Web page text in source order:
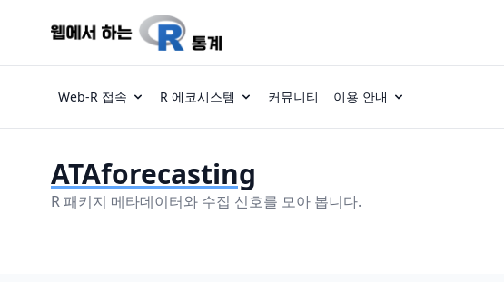
Web-R 접속 R 에코시스템 커뮤니티 이용 안내
ATAforecasting
R 패키지 메타데이터와 수집 신호를 모아 봅니다.